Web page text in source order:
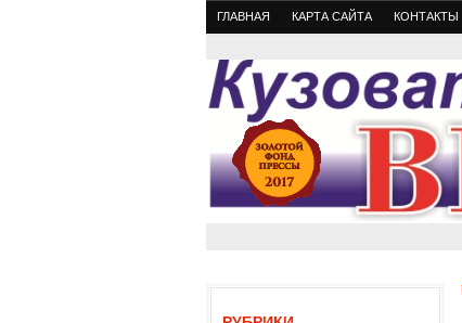
ГЛАВНАЯ КАРТА САЙТА КОНТАКТЫ